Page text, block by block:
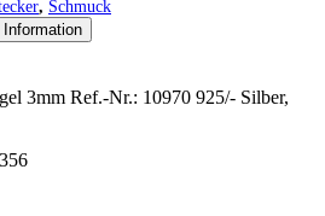
, Schmuck
3mm Ref.-Nr.: 10970 925/- Silber,